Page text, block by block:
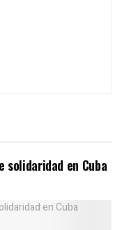
solidaridad en Cuba